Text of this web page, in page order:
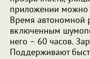
приложении можно
Время автономной
включенным
него – 60 часов.
Поддерживают